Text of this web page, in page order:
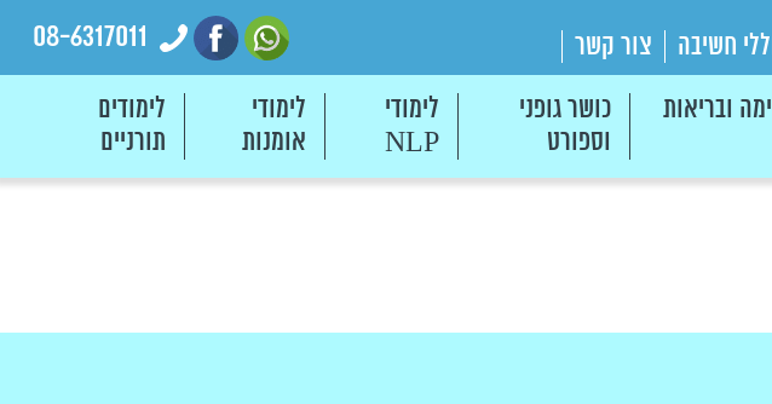
חשיבה צור קשר 08-6317011
ובריאות
כושר גופני
וספורט
לימודי
NLP
לימודי
אומנות
לימודים
תורניים